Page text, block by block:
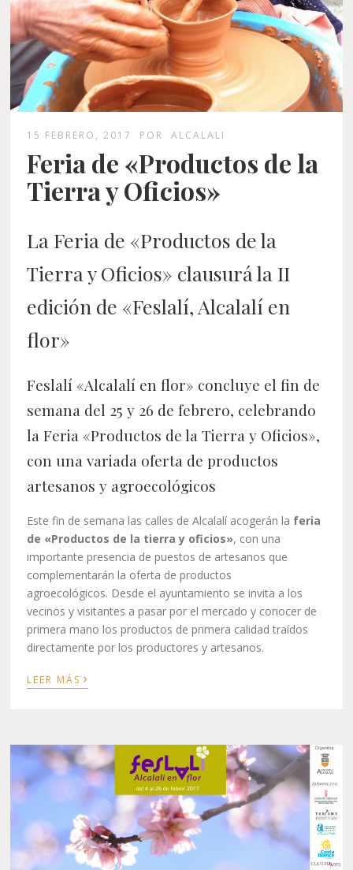
15 FEBRERO, 2017 POR ALCALALI
Feria de «Productos de la
Tierra y Oficios»
La Feria de «Productos de la
Tierra y Oficios» clausurá la II
edición de «Feslalí, Alcalalí en
flor»
Feslalí «Alcalalí en flor» concluye el fin de
semana del 25 y 26 de febrero, celebrando
la Feria «Productos de la Tierra y Oficios»,
con una variada oferta de productos
artesanos y agroecológicos
Este fin de semana las calles de Alcalalí acogerán la feria
de «Productos de la tierra y oficios», con una
importante presencia de puestos de artesanos que
complementarán la oferta de productos
agroecológicos. Desde el ayuntamiento se invita a los
vecinos y visitantes a pasar por el mercado y conocer de
primera mano los productos de primera calidad traídos
directamente por los productores y artesanos.
LEER MÁS ›